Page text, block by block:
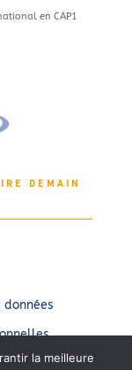
en CAP1
DEMAIN
la meilleure